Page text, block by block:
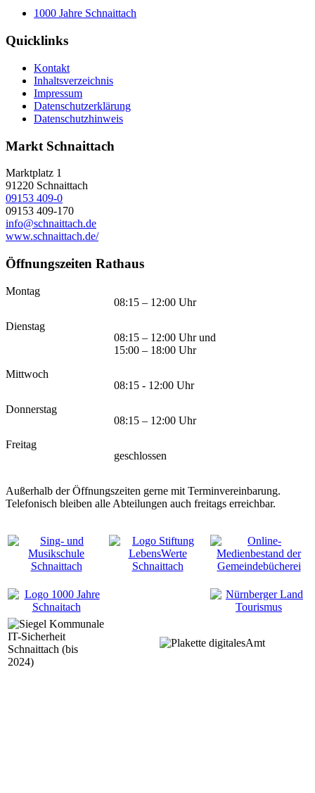
1000 Jahre Schnaittach
Quicklinks
Kontakt
Inhaltsverzeichnis
Impressum
Datenschutzerklärung
Datenschutzhinweis
Markt Schnaittach
Marktplatz 1
91220 Schnaittach
09153 409-0
09153 409-170
info@schnaittach.de
www.schnaittach.de/
Öffnungszeiten Rathaus
Montag
08:15 – 12:00 Uhr
Dienstag
08:15 – 12:00 Uhr und
15:00 – 18:00 Uhr
Mittwoch
08:15 - 12:00 Uhr
Donnerstag
08:15 – 12:00 Uhr
Freitag
geschlossen
Außerhalb der Öffnungszeiten gerne mit Terminvereinbarung.
Telefonisch bleiben alle Abteilungen auch freitags erreichbar.